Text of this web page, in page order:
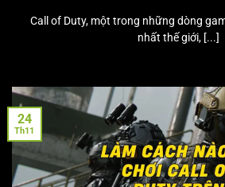
Call of Duty, một trong những dòng
nhất thế giới, [...]
24
Th11